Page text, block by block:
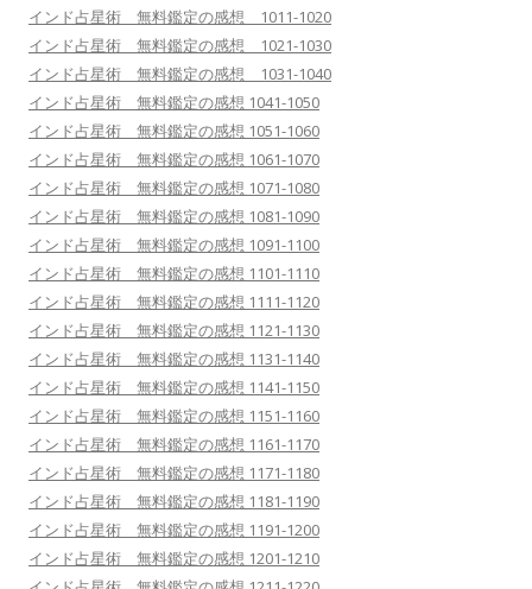
インド占星術 無料鑑定の感想 1011-1020
インド占星術 無料鑑定の感想 1021-1030
インド占星術 無料鑑定の感想 1031-1040
インド占星術 無料鑑定の感想 1041-1050
インド占星術 無料鑑定の感想 1051-1060
インド占星術 無料鑑定の感想 1061-1070
インド占星術 無料鑑定の感想 1071-1080
インド占星術 無料鑑定の感想 1081-1090
インド占星術 無料鑑定の感想 1091-1100
インド占星術 無料鑑定の感想 1101-1110
インド占星術 無料鑑定の感想 1111-1120
インド占星術 無料鑑定の感想 1121-1130
インド占星術 無料鑑定の感想 1131-1140
インド占星術 無料鑑定の感想 1141-1150
インド占星術 無料鑑定の感想 1151-1160
インド占星術 無料鑑定の感想 1161-1170
インド占星術 無料鑑定の感想 1171-1180
インド占星術 無料鑑定の感想 1181-1190
インド占星術 無料鑑定の感想 1191-1200
インド占星術 無料鑑定の感想 1201-1210